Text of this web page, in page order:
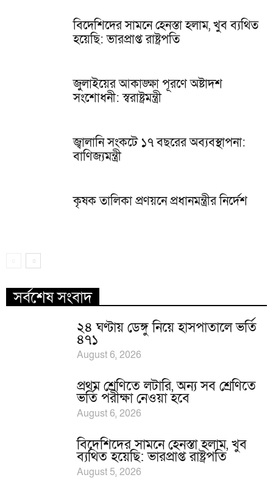
বিদেশিদের সামনে হেনস্তা হলাম, খুব ব্যথিত
হয়েছি: ভারপ্রাপ্ত রাষ্ট্রপতি
জুলাইয়ের আকাঙ্ক্ষা পূরণে অষ্টাদশ
সংশোধনী: স্বরাষ্ট্রমন্ত্রী
জ্বালানি সংকটে ১৭ বছরের অব্যবস্থাপনা:
বাণিজ্যমন্ত্রী
কৃষক তালিকা প্রণয়নে প্রধানমন্ত্রীর নির্দেশ
সর্বশেষ সংবাদ
২৪ ঘণ্টায় ডেঙ্গু নিয়ে হাসপাতালে ভর্তি
৪৭১
August 6, 2026
প্রথম শ্রেণিতে লটারি, অন্য সব শ্রেণিতে
ভর্তি পরীক্ষা নেওয়া হবে
August 6, 2026
বিদেশিদের সামনে হেনস্তা হলাম, খুব
ব্যথিত হয়েছি: ভারপ্রাপ্ত রাষ্ট্রপতি
August 5, 2026